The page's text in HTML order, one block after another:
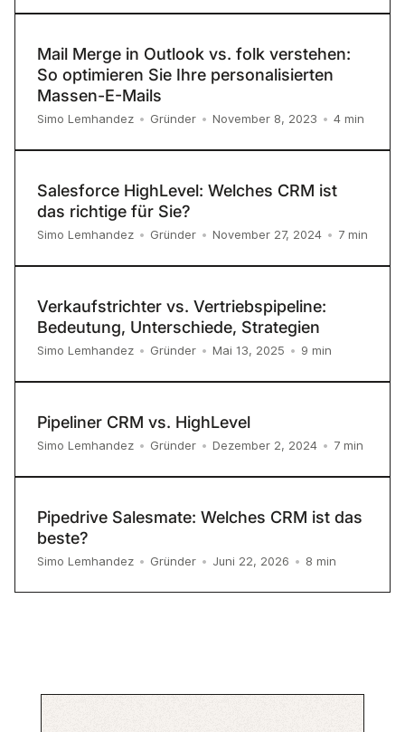
Mail Merge in Outlook vs. folk verstehen:
So optimieren Sie Ihre personalisierten
Massen-E-Mails
Simo Lemhandez • Gründer • November 8, 2023 • 4 min
Salesforce HighLevel: Welches CRM ist
das richtige für Sie?
Simo Lemhandez • Gründer • November 27, 2024 • 7 min
Verkaufstrichter vs. Vertriebspipeline:
Bedeutung, Unterschiede, Strategien
Simo Lemhandez • Gründer • Mai 13, 2025 • 9 min
Pipeliner CRM vs. HighLevel
Simo Lemhandez • Gründer • Dezember 2, 2024 • 7 min
Pipedrive Salesmate: Welches CRM ist das
beste?
Simo Lemhandez • Gründer • Juni 22, 2026 • 8 min